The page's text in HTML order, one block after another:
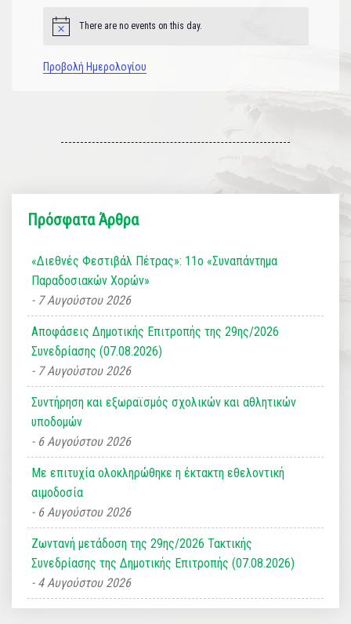
Notice There are no events on this day.
Προβολή Ημερολογίου
Πρόσφατα Άρθρα
«Διεθνές Φεστιβάλ Πέτρας»: 11ο «Συναπάντημα
Παραδοσιακών Χορών»
7 Αυγούστου 2026
Αποφάσεις Δημοτικής Επιτροπής της 29ης/2026
Συνεδρίασης (07.08.2026)
7 Αυγούστου 2026
Συντήρηση και εξωραϊσμός σχολικών και αθλητικών
υποδομών
6 Αυγούστου 2026
Με επιτυχία ολοκληρώθηκε η έκτακτη εθελοντική
αιμοδοσία
6 Αυγούστου 2026
Ζωντανή μετάδοση της 29ης/2026 Τακτικής
Συνεδρίασης της Δημοτικής Επιτροπής (07.08.2026)
4 Αυγούστου 2026